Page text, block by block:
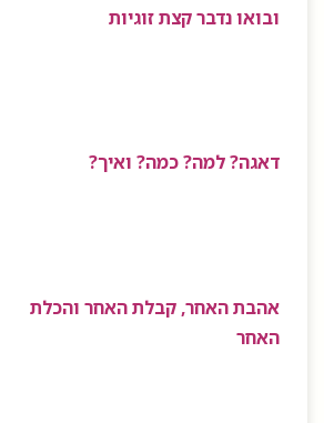
ובואו נדבר קצת זוגיות
דאגה? למה? כמה? ואיך?
אהבת האחר, קבלת האחר והכלת
האחר